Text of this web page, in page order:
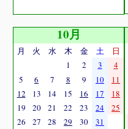
10月
月 火 水 木 金 土
日
1
2 3
4
5
6 7 8 9 10
11
12
13 14 15 16 17
18
19
20 21 22 23 24
25
26
27 28 29 30 31